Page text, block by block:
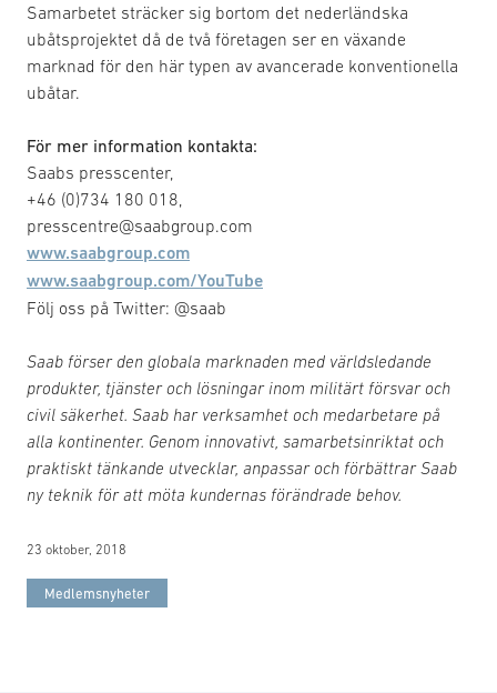
Samarbetet sträcker sig bortom det nederländska
ubåtsprojektet då de två företagen ser en växande
marknad för den här typen av avancerade konventionella
ubåtar.
För mer information kontakta:
Saabs presscenter,
+46 (0)734 180 018,
presscentre@saabgroup.com
www.saabgroup.com
www.saabgroup.com/YouTube
Följ oss på Twitter: @saab
Saab förser den globala marknaden med världsledande
produkter, tjänster och lösningar inom militärt försvar och
civil säkerhet. Saab har verksamhet och medarbetare på
alla kontinenter. Genom innovativt, samarbetsinriktat och
praktiskt tänkande utvecklar, anpassar och förbättrar Saab
ny teknik för att möta kundernas förändrade behov.
23 oktober, 2018
Medlemsnyheter